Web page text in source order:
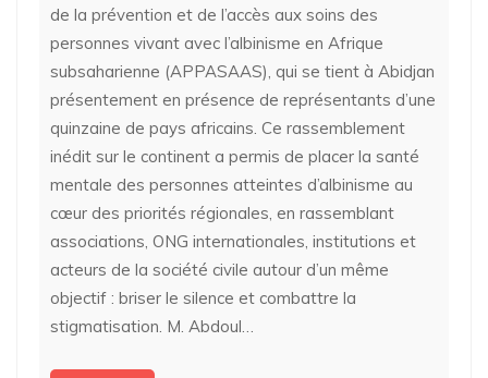
de la prévention et de l’accès aux soins des
personnes vivant avec l’albinisme en Afrique
subsaharienne (APPASAAS), qui se tient à Abidjan
présentement en présence de représentants d’une
quinzaine de pays africains. Ce rassemblement
inédit sur le continent a permis de placer la santé
mentale des personnes atteintes d’albinisme au
cœur des priorités régionales, en rassemblant
associations, ONG internationales, institutions et
acteurs de la société civile autour d’un même
objectif : briser le silence et combattre la
stigmatisation. M. Abdoul…